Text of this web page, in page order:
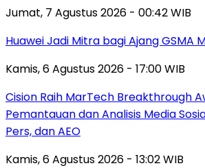
Jumat, 7 Agustus 2026 - 00:42 WIB
Huawei Jadi Mitra bagi Ajang GSMA
Kamis, 6 Agustus 2026 - 17:00 WIB
Cision Raih MarTech Breakthrough
Pemantauan dan Analisis Media
Pers, dan AEO
Kamis, 6 Agustus 2026 - 13:02 WIB